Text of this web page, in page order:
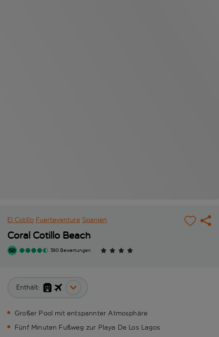
El Cotillo Fuerteventura Spanien
Coral Cotillo Beach
390 Bewertungen
Enthält:
Großer Pool mit entspannter Atmosphäre
Fünf Minuten Fußweg zur Playa De Los Lagos